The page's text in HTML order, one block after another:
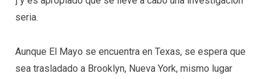
seria.
Aunque El Mayo se encuentra en Texas, se espera que
sea trasladado a Brooklyn, Nueva York, mismo lugar